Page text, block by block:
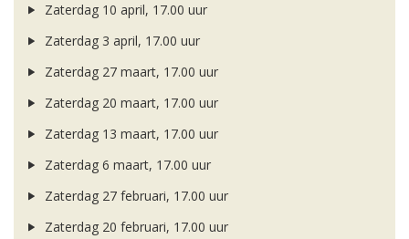
Zaterdag 10 april, 17.00 uur
Zaterdag 3 april, 17.00 uur
Zaterdag 27 maart, 17.00 uur
Zaterdag 20 maart, 17.00 uur
Zaterdag 13 maart, 17.00 uur
Zaterdag 6 maart, 17.00 uur
Zaterdag 27 februari, 17.00 uur
Zaterdag 20 februari, 17.00 uur